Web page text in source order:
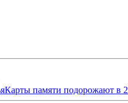
Карты памяти подорожают в